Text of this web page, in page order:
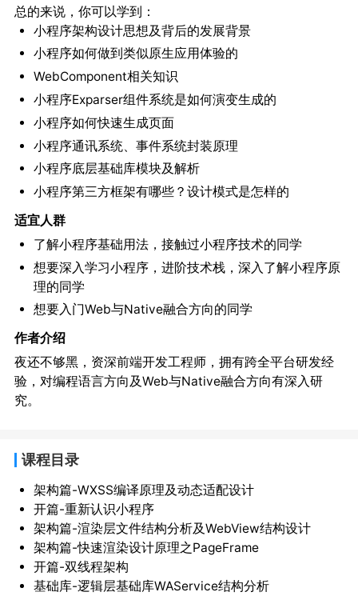
总的来说，你可以学到：
小程序架构设计思想及背后的发展背景
小程序如何做到类似原生应用体验的
WebComponent相关知识
小程序Exparser组件系统是如何演变生成的
小程序如何快速生成页面
小程序通讯系统、事件系统封装原理
小程序底层基础库模块及解析
小程序第三方框架有哪些？设计模式是怎样的
适宜人群
了解小程序基础用法，接触过小程序技术的同学
想要深入学习小程序，进阶技术栈，深入了解小程序原
理的同学
想要入门Web与Native融合方向的同学
作者介绍
夜还不够黑，资深前端开发工程师，拥有跨全平台研发经
验，对编程语言方向及Web与Native融合方向有深入研
究。
课程目录
架构篇-WXSS编译原理及动态适配设计
开篇-重新认识小程序
架构篇-渲染层文件结构分析及WebView结构设计
架构篇-快速渲染设计原理之PageFrame
开篇-双线程架构
基础库-逻辑层基础库WAService结构分析